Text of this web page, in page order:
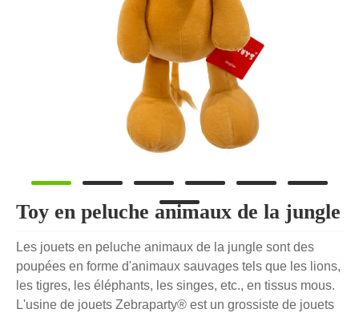
Toy en peluche animaux de la jungle
Les jouets en peluche animaux de la jungle sont des
poupées en forme d'animaux sauvages tels que les lions,
les tigres, les éléphants, les singes, etc., en tissus mous.
L'usine de jouets Zebraparty® est un grossiste de jouets